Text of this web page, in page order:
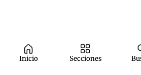
Inicio Secciones